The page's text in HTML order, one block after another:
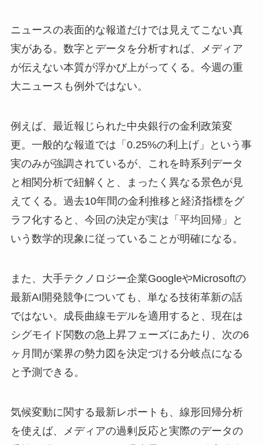
ニュースの表面的な報道だけでは見えてこない真
実がある。数字とデータを分析すれば、メディア
が伝えない本質が浮かび上がってくる。今週の重
大ニュースも例外ではない。
例えば、最近報じられた中央銀行の金利政策変
更。一般的な報道では「0.25%の利上げ」という事
実のみが強調されているが、これを時系列データ
と相関分析で紐解くと、まったく異なる景色が見
えてくる。過去10年間の金利推移と経済指標をグ
ラフ化すると、今回の決定が実は「平均回帰」と
いう数学的現象に従っていることが明確になる。
また、大手テクノロジー企業GoogleやMicrosoftの
最新AI開発競争についても、単なる技術革新の話
ではない。成長曲線モデルを適用すると、現在は
シグモイド関数の急上昇フェーズにあたり、次の6
ヶ月間が業界の勢力図を決定づける分岐点になる
と予測できる。
気候変動に関する最新レポートも、線形回帰分析
を使えば、メディアの過剰反応と実際のデータの